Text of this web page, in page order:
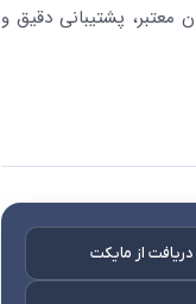
پشتیبانی دقیق و
دریافت از مایکت